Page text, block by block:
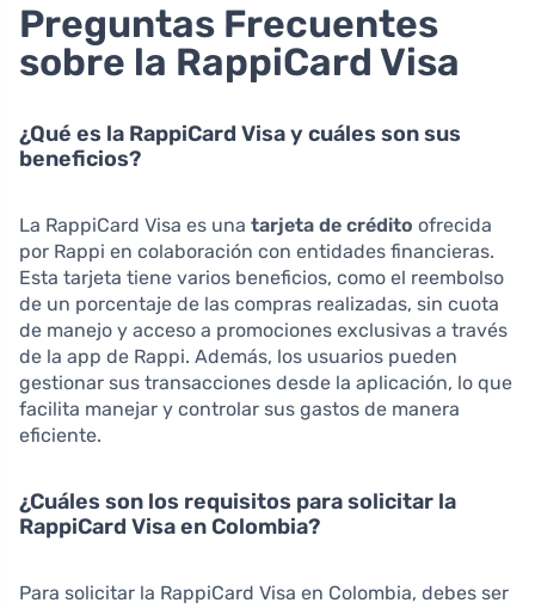
Preguntas Frecuentes
sobre la RappiCard Visa
¿Qué es la RappiCard Visa y cuáles son sus
beneficios?
La RappiCard Visa es una tarjeta de crédito ofrecida
por Rappi en colaboración con entidades financieras.
Esta tarjeta tiene varios beneficios, como el reembolso
de un porcentaje de las compras realizadas, sin cuota
de manejo y acceso a promociones exclusivas a través
de la app de Rappi. Además, los usuarios pueden
gestionar sus transacciones desde la aplicación, lo que
facilita manejar y controlar sus gastos de manera
eficiente.
¿Cuáles son los requisitos para solicitar la
RappiCard Visa en Colombia?
Para solicitar la RappiCard Visa en Colombia, debes ser